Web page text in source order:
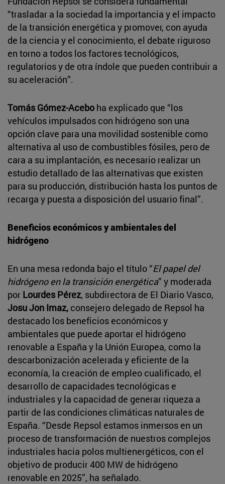
“trasladar a la sociedad la importancia y el impacto
de la transición energética y promover, con ayuda
de la ciencia y el conocimiento, el debate riguroso
en torno a todos los factores tecnológicos,
regulatorios y de otra índole que pueden contribuir a
su aceleración”.
Tomás Gómez-Acebo ha explicado que “los
vehículos impulsados con hidrógeno son una
opción clave para una movilidad sostenible como
alternativa al uso de combustibles fósiles, pero de
cara a su implantación, es necesario realizar un
estudio detallado de las alternativas que existen
para su producción, distribución hasta los puntos de
recarga y puesta a disposición del usuario final”.
Beneficios económicos y ambientales del
hidrógeno
En una mesa redonda bajo el título “El papel del
hidrógeno en la transición energética” y moderada
por Lourdes Pérez, subdirectora de El Diario Vasco,
Josu Jon Imaz, consejero delegado de Repsol ha
destacado los beneficios económicos y
ambientales que puede aportar el hidrógeno
renovable a España y la Unión Europea, como la
descarbonización acelerada y eficiente de la
economía, la creación de empleo cualificado, el
desarrollo de capacidades tecnológicas e
industriales y la capacidad de generar riqueza a
partir de las condiciones climáticas naturales de
España. “Desde Repsol estamos inmersos en un
proceso de transformación de nuestros complejos
industriales hacia polos multienergéticos, con el
objetivo de producir 400 MW de hidrógeno
renovable en 2025”, ha señalado.